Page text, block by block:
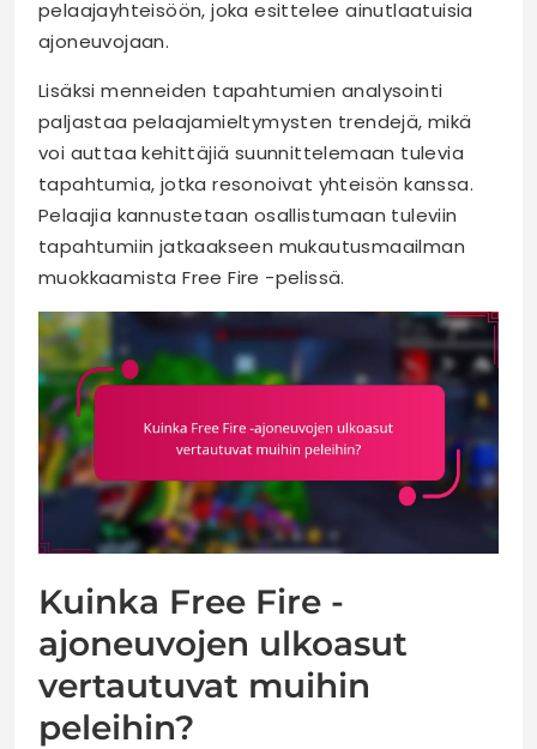
pelaajayhteisöön, joka esittelee ainutlaatuisia
ajoneuvojaan.
Lisäksi menneiden tapahtumien analysointi
paljastaa pelaajamieltymysten trendejä, mikä
voi auttaa kehittäjiä suunnittelemaan tulevia
tapahtumia, jotka resonoivat yhteisön kanssa.
Pelaajia kannustetaan osallistumaan tuleviin
tapahtumiin jatkaakseen mukautusmaailman
muokkaamista Free Fire -pelissä.
Kuinka Free Fire -
ajoneuvojen ulkoasut
vertautuvat muihin
peleihin?